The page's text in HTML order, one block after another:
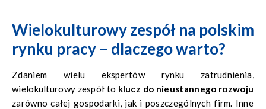
Wielokulturowy zespół na polskim
rynku pracy – dlaczego warto?
Zdaniem wielu ekspertów rynku zatrudnienia,
wielokulturowy zespół to klucz do nieustannego rozwoju
zarówno całej gospodarki, jak i poszczególnych firm. Inne